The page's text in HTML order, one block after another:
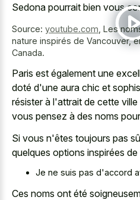
Sedona pourrait bien vous
Source: youtube.com Les
nature inspirés de Vancouver,
Canada.
Paris est également une
doté d'une aura chic et
résister à l'attrait de cette
vous pensez à des noms
Si vous n'êtes toujours pas
quelques options inspirées
Je ne suis pas d'accord
Ces noms ont été